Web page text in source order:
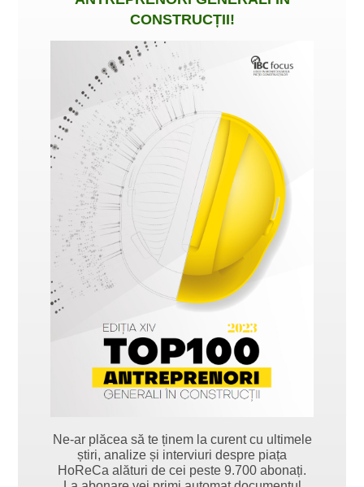
CONSTRUCȚII!
Ne-ar plăcea să te ținem la curent cu ultimele
știri, analize și interviuri despre piața
HoReCa alături de cei peste 9.700 abonați.